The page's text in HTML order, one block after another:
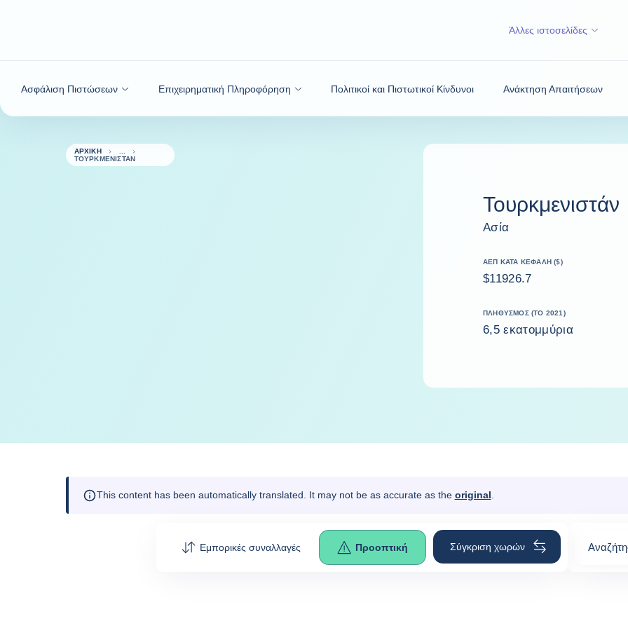
Ασφάλιση Πιστώσεων Επιχειρηματική Πληροφόρηση Πολιτικοί και Πιστωτικοί Κίνδυνοι Ανάκτηση Απαιτήσεων
Άλλες ιστοσελίδες
ΑΡΧΙΚΉ
ΤΟΥΡΚΜΕΝΙΣΤΆΝ
Τουρκμενιστάν
Ασία
ΑΕΠ ΚΑΤΆ ΚΕΦΑΛΉ ($)
$11926.7
ΠΛΗΘΥΣΜΌΣ (ΤΟ 2021)
6,5 εκατομμύρια
This content has been automatically translated. It may not be as accurate as the original
Εμπορικές συναλλαγές Προοπτική Σύγκριση χωρών